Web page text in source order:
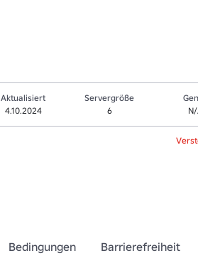
Aktualisiert
4.10.2024
Servergröße
6
Bedingungen Barrierefreiheit